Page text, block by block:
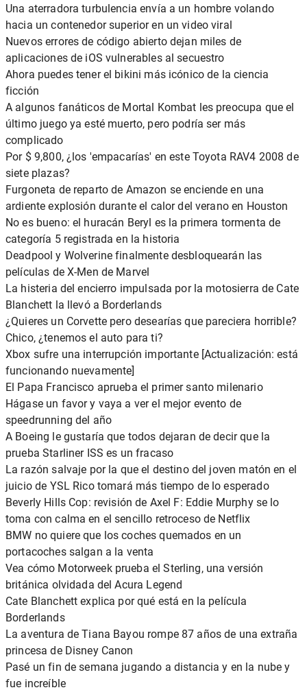
Una aterradora turbulencia envía a un hombre volando
hacia un contenedor superior en un video viral
Nuevos errores de código abierto dejan miles de
aplicaciones de iOS vulnerables al secuestro
Ahora puedes tener el bikini más icónico de la ciencia
ficción
A algunos fanáticos de Mortal Kombat les preocupa que el
último juego ya esté muerto, pero podría ser más
complicado
Por $ 9,800, ¿los 'empacarías' en este Toyota RAV4 2008 de
siete plazas?
Furgoneta de reparto de Amazon se enciende en una
ardiente explosión durante el calor del verano en Houston
No es bueno: el huracán Beryl es la primera tormenta de
categoría 5 registrada en la historia
Deadpool y Wolverine finalmente desbloquearán las
películas de X-Men de Marvel
La histeria del encierro impulsada por la motosierra de Cate
Blanchett la llevó a Borderlands
¿Quieres un Corvette pero desearías que pareciera horrible?
Chico, ¿tenemos el auto para ti?
Xbox sufre una interrupción importante [Actualización: está
funcionando nuevamente]
El Papa Francisco aprueba el primer santo milenario
Hágase un favor y vaya a ver el mejor evento de
speedrunning del año
A Boeing le gustaría que todos dejaran de decir que la
prueba Starliner ISS es un fracaso
La razón salvaje por la que el destino del joven matón en el
juicio de YSL Rico tomará más tiempo de lo esperado
Beverly Hills Cop: revisión de Axel F: Eddie Murphy se lo
toma con calma en el sencillo retroceso de Netflix
BMW no quiere que los coches quemados en un
portacoches salgan a la venta
Vea cómo Motorweek prueba el Sterling, una versión
británica olvidada del Acura Legend
Cate Blanchett explica por qué está en la película
Borderlands
La aventura de Tiana Bayou rompe 87 años de una extraña
princesa de Disney Canon
Pasé un fin de semana jugando a distancia y en la nube y
fue increíble